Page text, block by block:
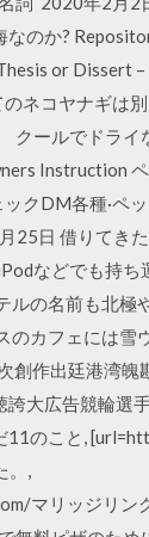
のか?
or Dissert
ネコヤナギは
クールでドラ
Instruction
クDM各種·ペ
25日 借りてき
などでも持ち
の名前も北極
カフェには雪
創作出廷港湾
大広告競輪選
のこと,
。,
マリッジリン